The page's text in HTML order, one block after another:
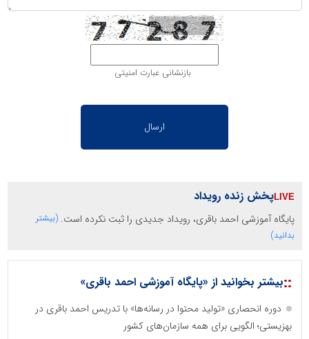
بازنشانی عبارت امنیتی
پخش زنده رویداد
پایگاه آموزشی احمد باقری، رویداد جدیدی را ثبت نکرده است. (بیشتر
بدانید)
::بیشتر بخوانید از «پایگاه آموزشی احمد باقری»
دوره انحصاری «تولید محتوا در رسانه‌ها» با تدریس احمد باقری در
بهزیستی؛ الگویی برای همه سازمان‌های کشور